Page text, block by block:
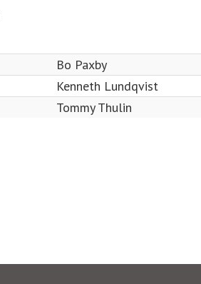
Bo Paxby
Kenneth Lundqvist
Tommy Thulin